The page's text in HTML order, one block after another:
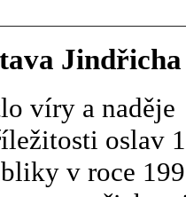
víry a naděje
oslav
v roce